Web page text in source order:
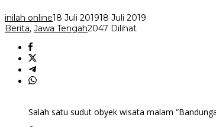
Ke
“Bandungan”
inilah online18 Juli 201918 Juli 2019
Berita, Jawa Tengah2047 Dilihat
Salah satu sudut obyek wisata malam